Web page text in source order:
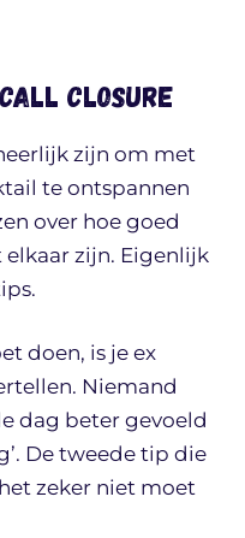
call closure
zijn om met
te ontspannen
over hoe goed
zijn. Eigenlijk
doen, is je ex
Niemand
dag beter gevoeld
De tweede tip die
zeker niet moet